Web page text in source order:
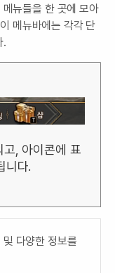
뉴들을 한 곳에 모아
메뉴바에는 각각 단
.
고, 아이콘에 표
니다.
다양한 정보를